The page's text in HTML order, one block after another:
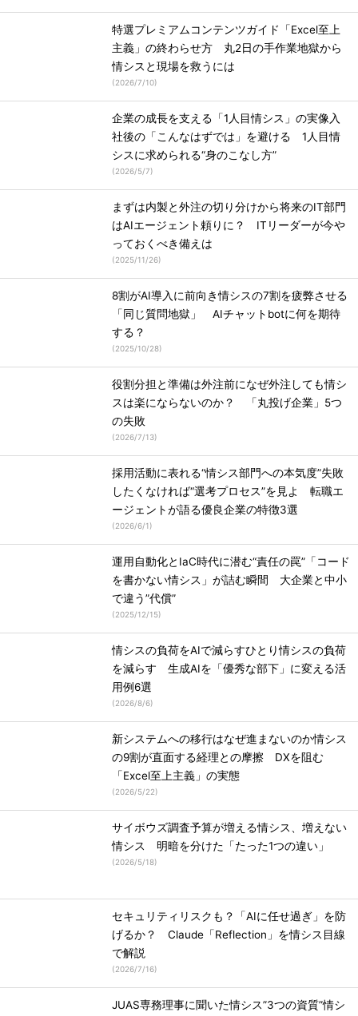
特選プレミアムコンテンツガイド「Excel至上
主義」の終わらせ方 丸2日の手作業地獄から
情シスと現場を救うには
(2026/7/10)
企業の成長を支える「1人目情シス」の実像入
社後の「こんなはずでは」を避ける 1人目情
シスに求められる“身のこなし方”
(2026/5/7)
まずは内製と外注の切り分けから将来のIT部門
はAIエージェント頼りに？ ITリーダーが今や
っておくべき備えは
(2025/11/26)
8割がAI導入に前向き情シスの7割を疲弊させる
「同じ質問地獄」 AIチャットbotに何を期待
する？
(2025/10/28)
役割分担と準備は外注前になぜ外注しても情シ
スは楽にならないのか？ 「丸投げ企業」5つ
の失敗
(2026/7/13)
採用活動に表れる“情シス部門への本気度”失敗
したくなければ“選考プロセス”を見よ 転職エ
ージェントが語る優良企業の特徴3選
(2026/6/1)
運用自動化とIaC時代に潜む“責任の罠”「コード
を書かない情シス」が詰む瞬間 大企業と中小
で違う”代償”
(2025/12/15)
情シスの負荷をAIで減らすひとり情シスの負荷
を減らす 生成AIを「優秀な部下」に変える活
用例6選
(2026/8/6)
新システムへの移行はなぜ進まないのか情シス
の9割が直面する経理との摩擦 DXを阻む
「Excel至上主義」の実態
(2026/5/22)
サイボウズ調査予算が増える情シス、増えない
情シス 明暗を分けた「たった1つの違い」
(2026/5/18)
セキュリティリスクも？「AIに任せ過ぎ」を防
げるか？ Claude「Reflection」を情シス目線
で解説
(2026/7/16)
JUAS専務理事に聞いた情シス”3つの資質”情シ